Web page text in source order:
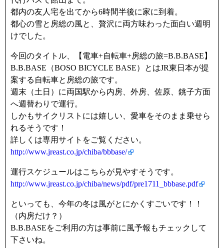
都内の友人宅を出てから6時間半後に家に到着。
都心の雪と房総の風と、贅沢に両方味わった面白い週明
けでした。
今回のタイトル、【電車+自転車+房総の旅=B.B.BASE】
B.B.BASE（BOSO BICYCLE BASE）とはJR東日本が提
案する自転車と房総の旅です。
週末（土日）に両国駅から内房、外房、佐原、銚子方面
へ週替わりで運行。
しかもサイクリストには嬉しい、愛車をそのまま乗せら
れるそうです！
詳しくは専用サイトをご覧ください。
http://www.jreast.co.jp/chiba/bbbase/
運行スケジュールはこちらが見やすそうです。
http://www.jreast.co.jp/chiba/news/pdf/pre1711_bbbase.pdf
といっても、今年の冬は風がとにかくすごいです！！
（内房だけ？）
B.B.BASEをご利用の方は事前に風予報もチェックして
下さいね。